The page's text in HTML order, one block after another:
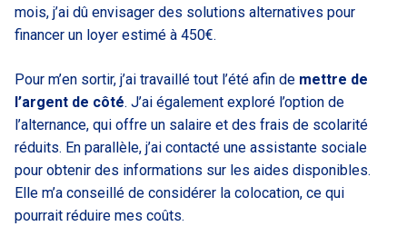
mois, j’ai dû envisager des solutions alternatives pour
financer un loyer estimé à 450€.
Pour m’en sortir, j’ai travaillé tout l’été afin de mettre de
l’argent de côté. J’ai également exploré l’option de
l’alternance, qui offre un salaire et des frais de scolarité
réduits. En parallèle, j’ai contacté une assistante sociale
pour obtenir des informations sur les aides disponibles.
Elle m’a conseillé de considérer la colocation, ce qui
pourrait réduire mes coûts.